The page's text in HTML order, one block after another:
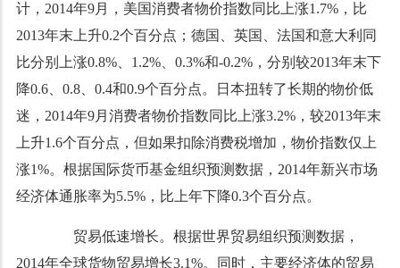
计，2014年9月，美国消费者物价指数同比上涨1.7%，比
2013年末上升0.2个百分点；德国、英国、法国和意大利同
比分别上涨0.8%、1.2%、0.3%和-0.2%，分别较2013年末下
降0.6、0.8、0.4和0.9个百分点。日本扭转了长期的物价低
迷，2014年9月消费者物价指数同比上涨3.2%，较2013年末
上升1.6个百分点，但如果扣除消费税增加，物价指数仅上
涨1%。根据国际货币基金组织预测数据，2014年新兴市场
经济体通胀率为5.5%，比上年下降0.3个百分点。
贸易低速增长。根据世界贸易组织预测数据，
2014年全球货物贸易增长3.1%。同时，主要经济体的贸易